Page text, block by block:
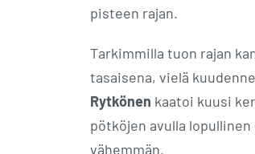
pisteen rajan.
Tarkimmilla tuon rajan
tasaisena, vielä
Rytkönen kaatoi kuusi
pötköjen avulla
vähemmän.